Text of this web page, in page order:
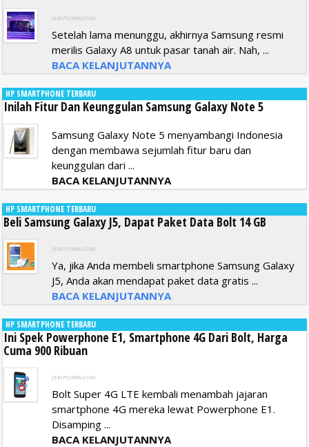
JERIPURBA.COM
Setelah lama menunggu, akhirnya Samsung resmi
merilis Galaxy A8 untuk pasar tanah air. Nah, ...
BACA KELANJUTANNYA
HP SMARTPHONE TERBARU
Inilah Fitur Dan Keunggulan Samsung Galaxy Note 5
Samsung Galaxy Note 5 menyambangi Indonesia
dengan membawa sejumlah fitur baru dan
keunggulan dari ...
BACA KELANJUTANNYA
HP SMARTPHONE TERBARU
Beli Samsung Galaxy J5, Dapat Paket Data Bolt 14 GB
JERIPURBA.COM
Ya, jika Anda membeli smartphone Samsung Galaxy
J5, Anda akan mendapat paket data gratis ...
BACA KELANJUTANNYA
HP SMARTPHONE TERBARU
Ini Spek Powerphone E1, Smartphone 4G Dari Bolt, Harga
Cuma 900 Ribuan
JERIPURBA.COM
Bolt Super 4G LTE kembali menambah jajaran
smartphone 4G mereka lewat Powerphone E1.
Disamping ...
BACA KELANJUTANNYA